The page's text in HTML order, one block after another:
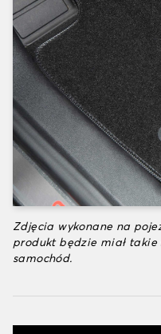
Zdjęcia wykonane na
produkt będzie miał takie
samochód.